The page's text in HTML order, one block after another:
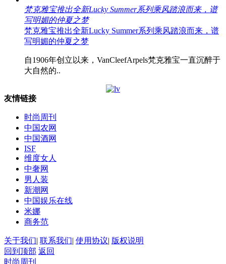
梵克雅宝推出全新Lucky Summer系列乘风踏浪而来，谱
写明媚的仲夏之梦
梵克雅宝推出全新Lucky Summer系列乘风踏浪而来，谱
写明媚的仲夏之梦
自1906年创立以来，VanCleefArpels梵克雅宝一直沉醉于
大自然的..
友情链接
时尚周刊
中国农网
中国酒网
ISF
维度女人
中奢网
男人装
新潮网
中国娱乐在线
米娜
商务范
关于我们| 联系我们| 使用协议| 版权说明
回到顶部 返回
时尚周刊